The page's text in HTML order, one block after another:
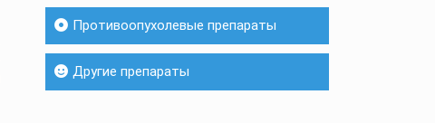
Противоопухолевые препараты
Другие препараты